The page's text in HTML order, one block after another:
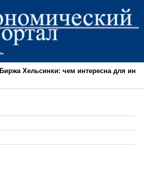
Биржа Хельсинки: чем интересна для ин